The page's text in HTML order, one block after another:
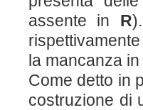
assente in R
la mancanza in
Come detto in
costruzione di